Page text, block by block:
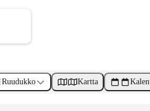
Ruudukko Kartta